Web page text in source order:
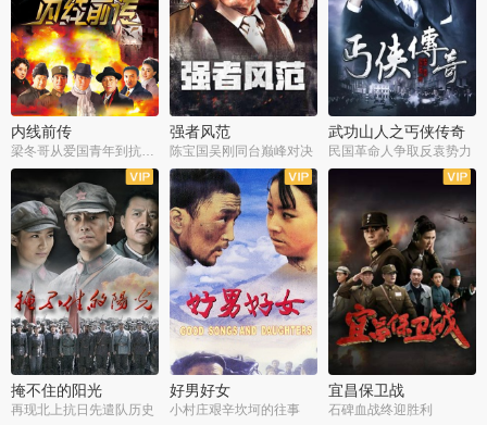
内线前传 强者风范
陈宝国吴刚同台巅峰对决
武功山人之丐侠传奇
民国革命人争取反袁势力
全38集
掩不住的阳光
再现北上抗日先遣队历史
全9集
好男好女
小村庄艰辛坎坷的往事
全35集
宜昌保卫战
石碑血战终迎胜利